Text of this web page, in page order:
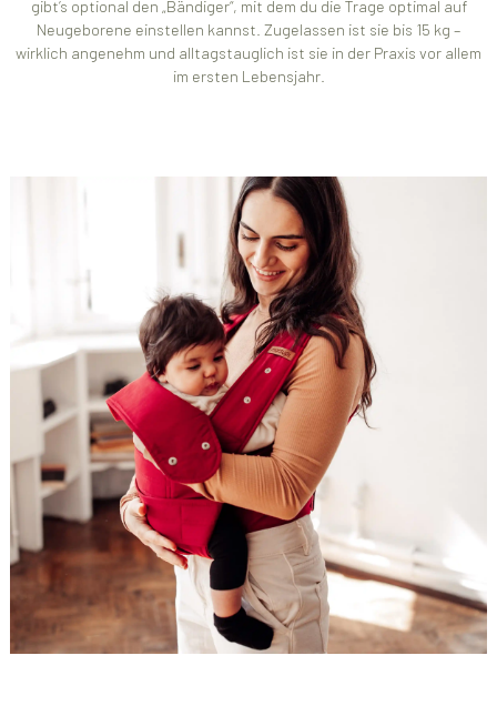
gibt’s optional den „Bändiger“, mit dem du die Trage optimal auf
Neugeborene einstellen kannst. Zugelassen ist sie bis 15 kg –
wirklich angenehm und alltagstauglich ist sie in der Praxis vor allem
im ersten Lebensjahr.